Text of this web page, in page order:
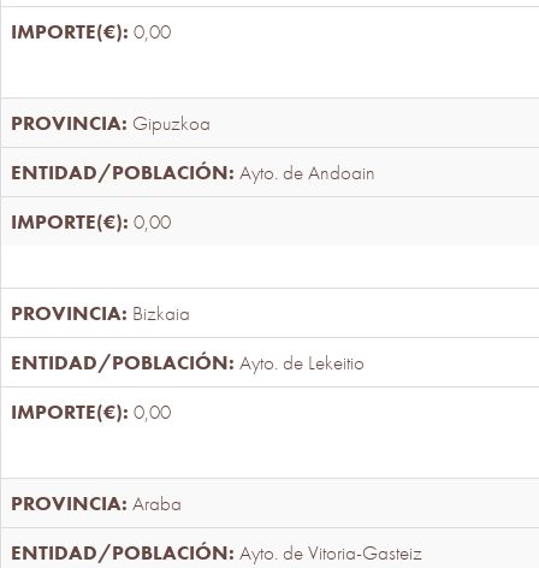
0,00
Gipuzkoa
Ayto. de Andoain
0,00
Bizkaia
Ayto. de Lekeitio
0,00
Araba
Ayto. de Vitoria-Gasteiz